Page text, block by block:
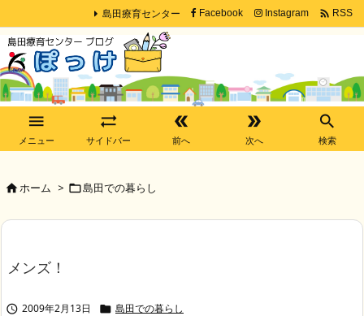

メニュー

サイドバー

前へ

次へ

検索
島田療育センター Facebook Instagram  RSS
ホーム > 島田での暮らし
メンズ！
 2009年2月13日  島田での暮らし